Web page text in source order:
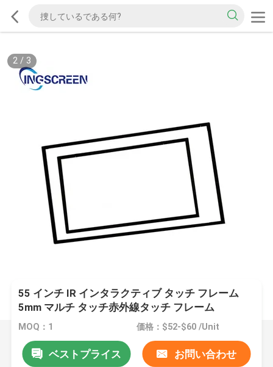
2/ 3
55 インチ IR インタラクティブ タッチ フレーム
5mm マルチ タッチ赤外線タッチ フレーム
MOQ：1 価格：$52-$60 /Unit
ベストプライス お問い合わせ